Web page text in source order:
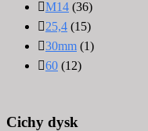
M14 (36)
25,4 (15)
30mm (1)
60 (12)
Cichy dysk